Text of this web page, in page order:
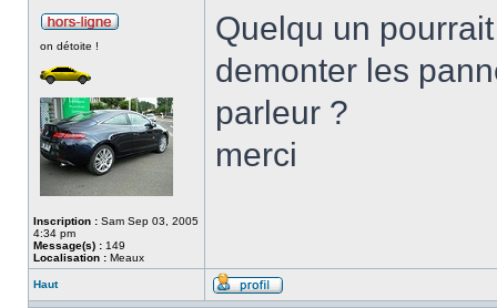
on détoite !
Inscription : Sam Sep 03, 2005
4:34 pm
Message(s) : 149
Localisation : Meaux
Quelqu un
demonter les
parleur ?
merci
Haut